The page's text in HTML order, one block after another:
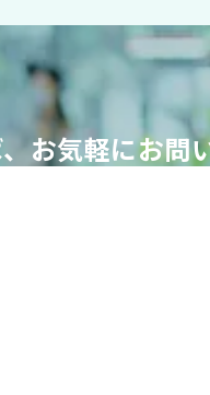
お気軽にお問